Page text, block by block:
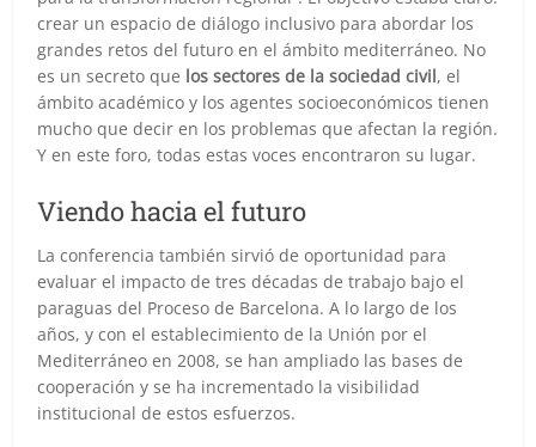
crear un espacio de diálogo inclusivo para abordar los
grandes retos del futuro en el ámbito mediterráneo. No
es un secreto que los sectores de la sociedad civil, el
ámbito académico y los agentes socioeconómicos tienen
mucho que decir en los problemas que afectan la región.
Y en este foro, todas estas voces encontraron su lugar.
Viendo hacia el futuro
La conferencia también sirvió de oportunidad para
evaluar el impacto de tres décadas de trabajo bajo el
paraguas del Proceso de Barcelona. A lo largo de los
años, y con el establecimiento de la Unión por el
Mediterráneo en 2008, se han ampliado las bases de
cooperación y se ha incrementado la visibilidad
institucional de estos esfuerzos.